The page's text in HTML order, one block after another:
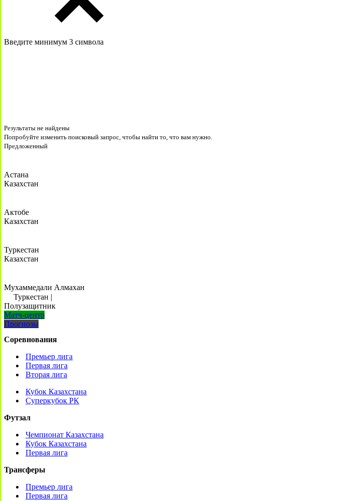
Введите минимум 3 символа
Результаты не найдены
Попробуйте изменить поисковый запрос, чтобы найти то, что вам нужно.
Предложенный
Астана
Казахстан
Актобе
Казахстан
Туркестан
Казахстан
Мухаммедали Алмахан
Туркестан |
Полузащитник
Матч-центр
Прогнозы
Соревнования
Премьер лига
Первая лига
Вторая лига
Кубок Казахстана
Суперкубок РК
Футзал
Чемпионат Казахстана
Кубок Казахстана
Первая лига
Трансферы
Премьер лига
Первая лига